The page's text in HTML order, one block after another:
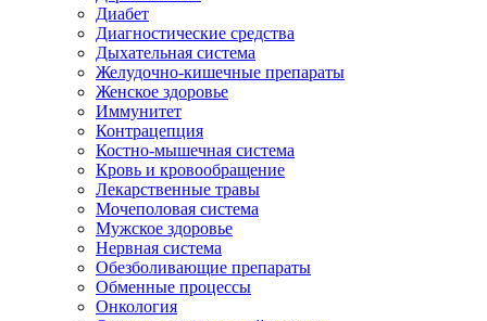
Диабет
Диагностические средства
Дыхательная система
Желудочно-кишечные препараты
Женское здоровье
Иммунитет
Контрацепция
Костно-мышечная система
Кровь и кровообращение
Лекарственные травы
Мочеполовая система
Мужское здоровье
Нервная система
Обезболивающие препараты
Обменные процессы
Онкология